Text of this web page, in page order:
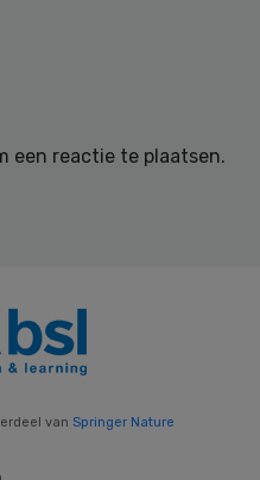
een reactie te plaatsen.
van Springer Nature